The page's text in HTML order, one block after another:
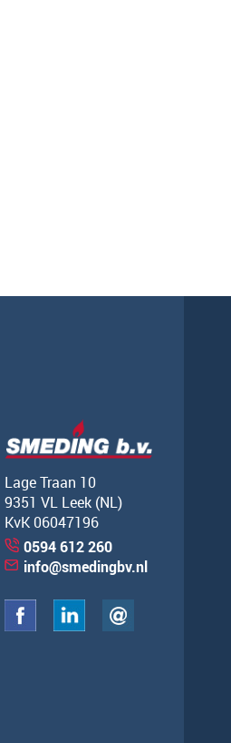
Lage Traan 10
9351 VL Leek (NL)
KvK 06047196
0594 612 260
info@smedingbv.nl